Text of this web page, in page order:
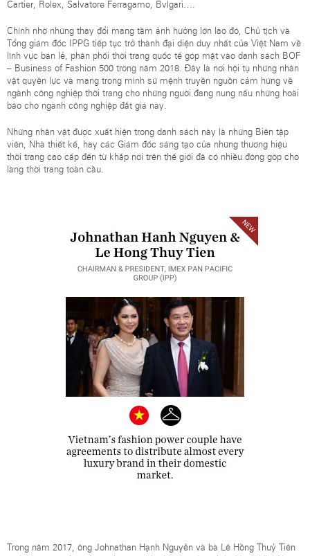
Cartier, Rolex, Salvatore Ferragamo, Bvlgari….
Chính nhờ những thay đổi mang tầm ảnh hưởng lớn lao đó, Chủ tịch và
Tổng giám đốc IPPG tiếp tục trở thành đại diện duy nhất của Việt Nam về
lĩnh vực bán lẻ, phân phối thời trang quốc tế góp mặt vào danh sách BOF
– Business of Fashion 500 trong năm 2018. Đây là nơi hội tụ những nhân
vật quyền lực và mang trong mình sứ mệnh truyền nguồn cảm hứng về
ngành công nghiệp thời trang cho những người đang nung nấu những hoài
bão cho ngành công nghiệp đắt giá này.
Những nhân vật được xuất hiện trong danh sách này là những Biên tập
viên, Nhà thiết kế, hay các Giám đốc sáng tạo của những thương hiệu
thời trang cao cấp đến từ khắp nơi trên thế giới đã có nhiều đóng góp cho
làng thời trang toàn cầu.
Trong năm 2017, ông Johnathan Hạnh Nguyễn và bà Lê Hồng Thuỷ Tiên